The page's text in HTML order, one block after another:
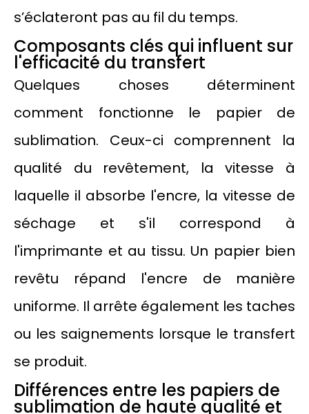
s’éclateront pas au fil du temps.
Composants clés qui influent sur
l'efficacité du transfert
Quelques choses déterminent
comment fonctionne le papier de
sublimation. Ceux-ci comprennent la
qualité du revêtement, la vitesse à
laquelle il absorbe l'encre, la vitesse de
séchage et s'il correspond à
l'imprimante et au tissu. Un papier bien
revêtu répand l'encre de manière
uniforme. Il arrête également les taches
ou les saignements lorsque le transfert
se produit.
Différences entre les papiers de
sublimation de haute qualité et